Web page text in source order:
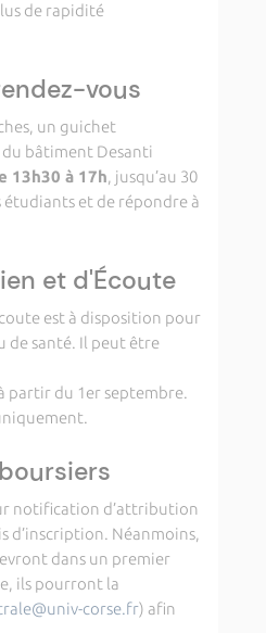
de rapidité
vous
un guichet
du bâtiment Desanti
13h30 à 17h, jusqu’au 30
étudiants et de répondre à
et d'Écoute
est à disposition pour
de santé. Il peut être
partir du 1er septembre.
notification d’attribution
d’inscription. Néanmoins,
dans un premier
ils pourront la
corse.fr) afin